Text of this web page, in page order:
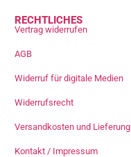
RECHTLICHES
Vertrag widerrufen
AGB
Widerruf für digitale Medien
Widerrufsrecht
Versandkosten und Lieferung
Kontakt / Impressum